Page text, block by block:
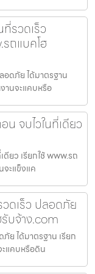
รวดเร็ว
ถแบคโฮ
อดภัย ได้มาตรฐาน
านจะแคบหรือ
น จบไวในที่เดียว
ดียว เรียกใช้ www.รถ
ะแข็งแค
ดเร็ว ปลอดภัย
บจ้าง.com
ย ได้มาตรฐาน เรียก
แคบหรือดิน